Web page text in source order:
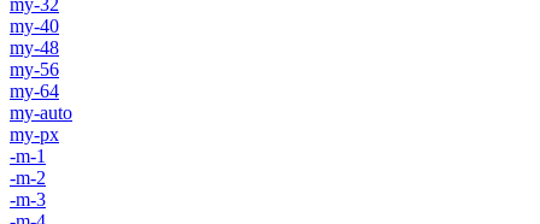
my-40
my-48
my-56
my-64
my-auto
my-px
-m-1
-m-2
-m-3